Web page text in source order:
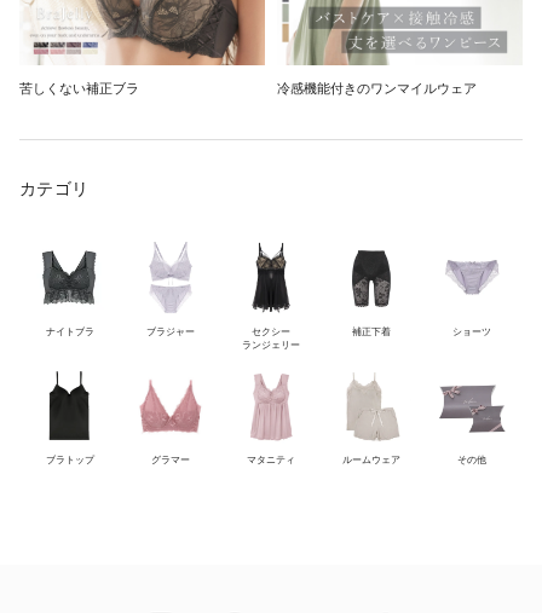
苦しくない補正ブラ 冷感機能付きのワンマイルウェア
カテゴリ
ナイトブラ ブラジャー
セクシー
ランジェリー
補正下着 ショーツ
ブラトップ グラマー マタニティ ルームウェア その他